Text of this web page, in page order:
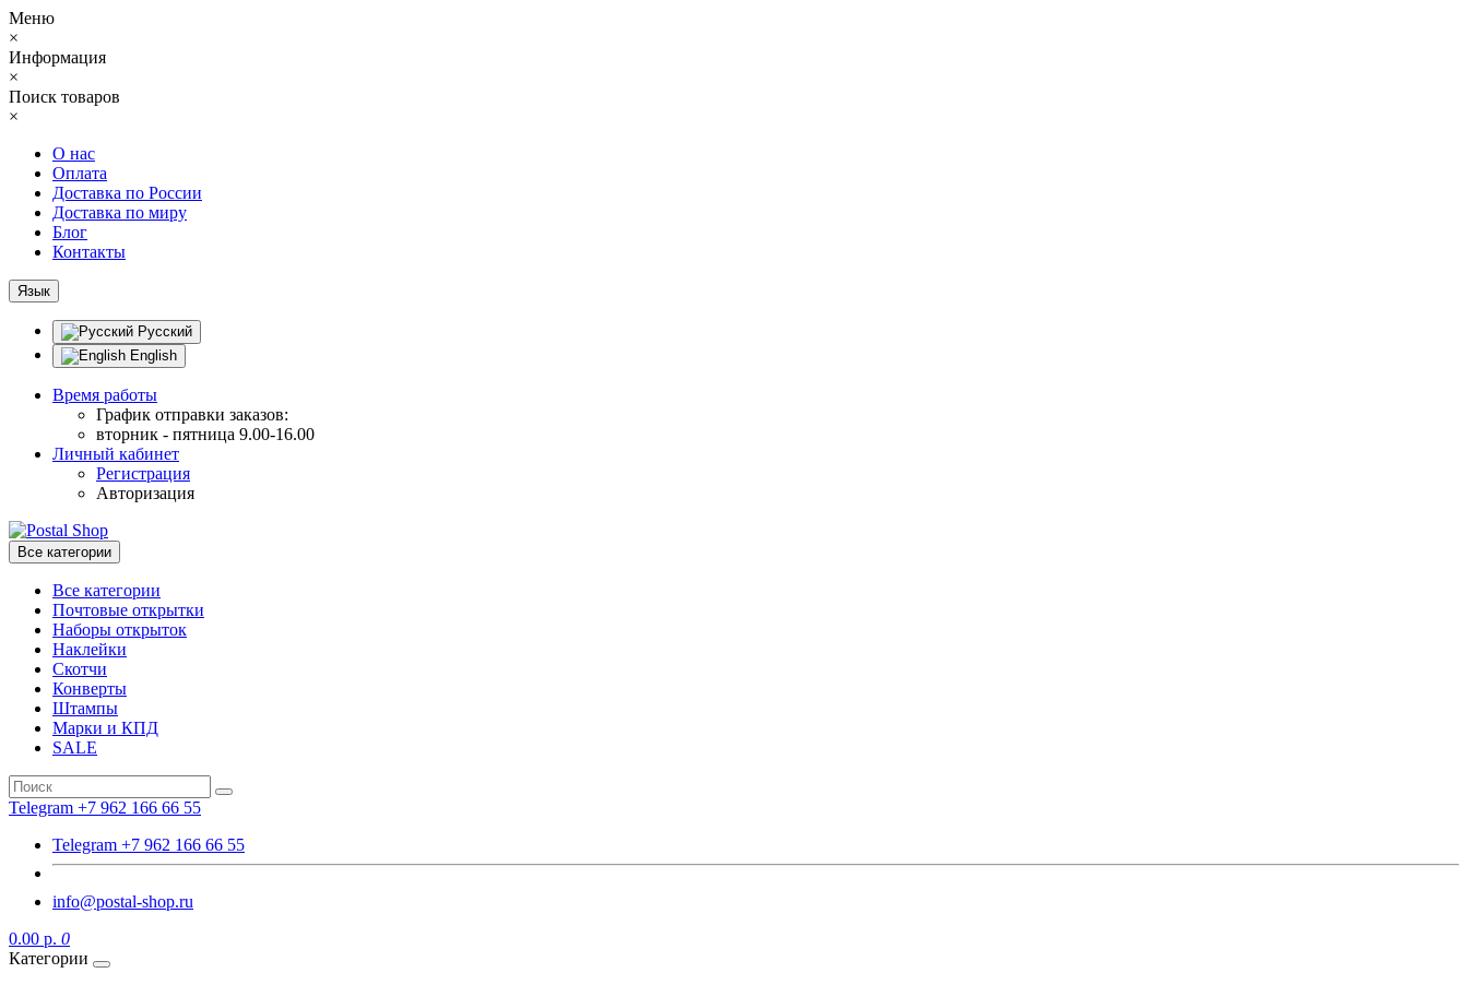
Меню
×
Информация
×
Поиск товаров
×
О нас
Оплата
Доставка по России
Доставка по миру
Блог
Контакты
Язык
Русский
English
Время работы
График отправки заказов:
вторник - пятница 9.00-16.00
Личный кабинет
Регистрация
Авторизация
Все категории
Все категории
Почтовые открытки
Наборы открыток
Наклейки
Скотчи
Конверты
Штампы
Марки и КПД
SALE
Telegram +7 962 166 66 55
Telegram +7 962 166 66 55
info@postal-shop.ru
0.00 р. 0
Категории